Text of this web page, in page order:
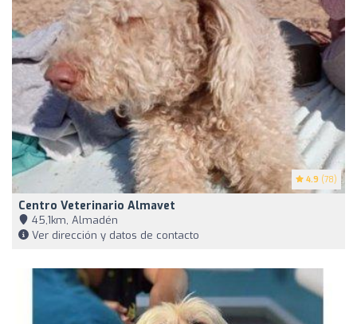
4.9 (78)
Centro Veterinario Almavet
45,1km, Almadén
Ver dirección y datos de contacto